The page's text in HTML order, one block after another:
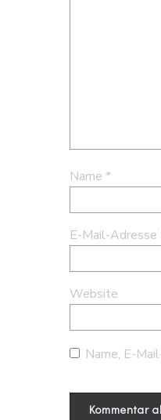
Name *
E-Mail-Adresse
Website
Name, E-